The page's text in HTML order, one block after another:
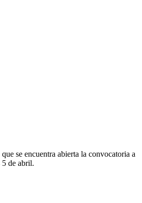
se encuentra abierta la convocatoria a
5 de abril.